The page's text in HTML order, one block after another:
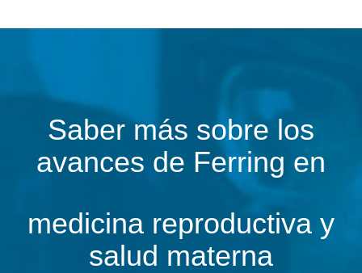
Saber más sobre los
avances de Ferring en
medicina reproductiva y
salud materna